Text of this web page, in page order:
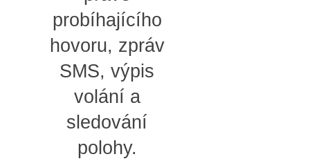
probíhajícího
hovoru, zpráv
SMS, výpis
volání a
sledování
polohy.